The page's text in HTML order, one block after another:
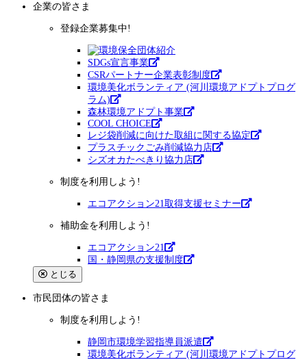
企業の皆さま
登録企業募集中!
SDGs宣言事業
CSRパートナー企業表彰制度
環境美化ボランティア (河川環境アドプトプログ
ラム)
森林環境アドプト事業
COOL CHOICE
レジ袋削減に向けた取組に関する協定
プラスチックごみ削減協力店
シズオカたべきり協力店
制度を利用しよう!
エコアクション21取得支援セミナー
補助金を利用しよう!
エコアクション21
国・静岡県の支援制度
とじる
市民団体の皆さま
制度を利用しよう!
静岡市環境学習指導員派遣
環境美化ボランティア (河川環境アドプトプログ